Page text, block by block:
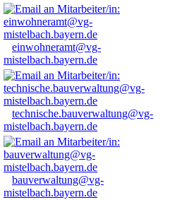
einwohneramt@vg-
mistelbach.bayern.de
technische.bauverwaltung@vg-
mistelbach.bayern.de
bauverwaltung@vg-
mistelbach.bayern.de